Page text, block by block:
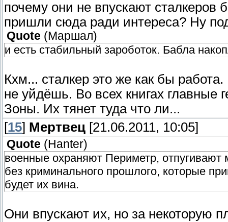
почему они не впускают сталкеров
пришли сюда ради интереса? Ну
Quote (Маршал)
и есть стабильный зароботок. Бабла
Кхм... сталкер это же как бы
не уйдёшь. Во всех книгах главные
Зоны. Их тянет туда что ли...
[15] Мертвец [21.06.2011, 10:05]
Quote ( Hanter)
военные охраняют Периметр, отпугивают
без криминального прошлого, которые
будет их вина.
Они впускают их, но за некоторую